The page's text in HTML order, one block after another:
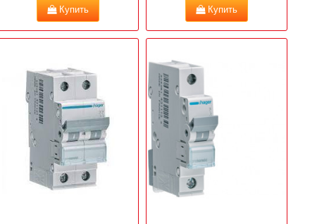
Купить Купить